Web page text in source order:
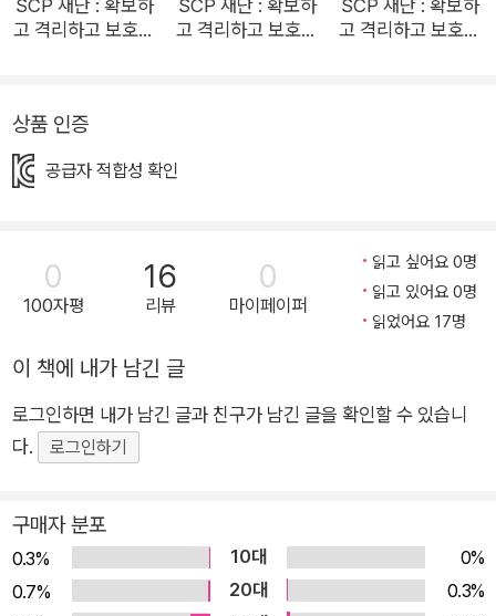
SCP 재단 : 확보하
고 격리하고 보호하
SCP 재단 : 확보하
고 격리하고 보호하
SCP 재단 : 확보하
고 격리하고 보호하
상품 인증
공급자 적합성 확인
0
100자평
16
리뷰
0
마이페이퍼
읽고 싶어요 0명
읽고 있어요 0명
읽었어요 17명
이 책에 내가 남긴 글
로그인하면 내가 남긴 글과 친구가 남긴 글을 확인할 수 있습니
다.
로그인하기
구매자 분포
0.3% 10대
0%
0.7%
20대
0.3%